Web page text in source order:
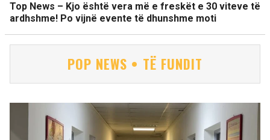
Top News – Kjo është vera më e freskët e 30 viteve të
ardhshme! Po vijnë evente të dhunshme moti
POP NEWS • TË FUNDIT